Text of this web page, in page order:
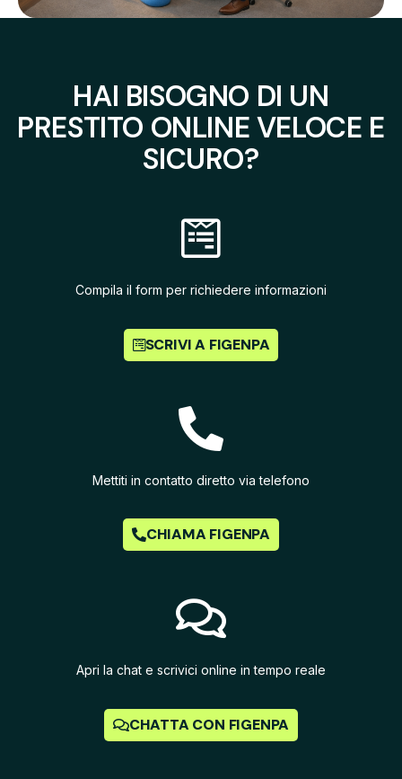
HAI BISOGNO DI UN
PRESTITO ONLINE VELOCE E
SICURO?
Compila il form per richiedere informazioni
SCRIVI A FIGENPA
Mettiti in contatto diretto via telefono
CHIAMA FIGENPA
Apri la chat e scrivici online in tempo reale
CHATTA CON FIGENPA